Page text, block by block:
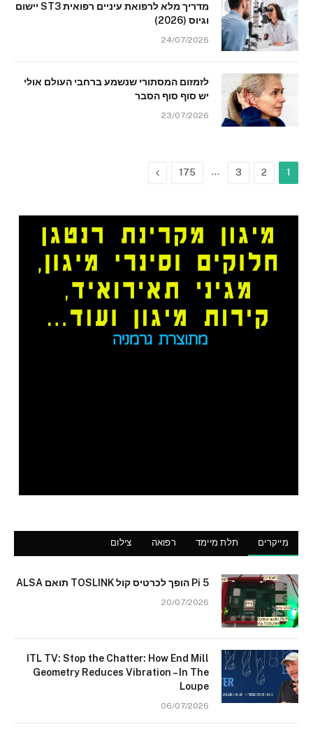
מדריך מלא לרפואת עיניים רפואית ST3 יישום
וגיוס (2026)
24/07/2026
לזמזום המסתורי שנשמע ברחבי העולם אולי
יש סוף סוף הסבר
23/07/2026
1
2
3
…
175
Next
מייקרים תלת מיימד רפואה צילום
Pi 5 הופך לכרטיס קול TOSLINK תואם ALSA
20/07/2026
ITL TV: Stop the Chatter: How End Mill
Geometry Reduces Vibration – In The
Loupe
06/07/2026